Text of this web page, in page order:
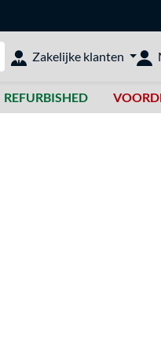
doorzoeken
Zakelijke klanten
REFURBISHED